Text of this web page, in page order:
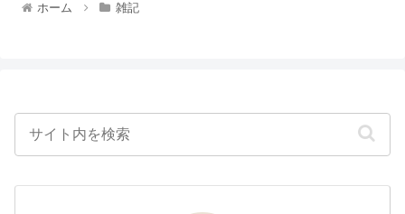
ホーム 雑記